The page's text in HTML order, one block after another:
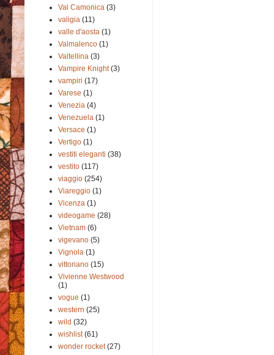
Val Camonica (3)
valigia (11)
valle d'aosta (1)
Valmalenco (1)
Valtellina (3)
Vampire Knight (3)
vampiri (17)
Varese (1)
Venezia (4)
Venezuela (1)
Versace (1)
Vertigo (1)
vestiti eleganti (38)
vestito (117)
viaggio (254)
Viareggio (1)
Vicenza (1)
videogame (28)
Vietnam (6)
vigevano (5)
Vignola (1)
vittoriano (15)
Vivienne Westwood
(1)
vogue (1)
western (25)
wild (32)
wishlist (61)
wonder rocket (27)